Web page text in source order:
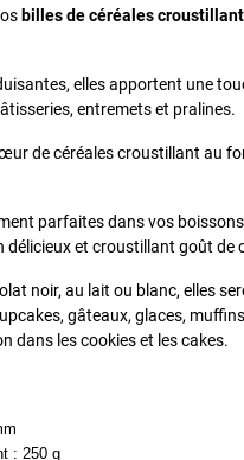
billes de céréales
elles apportent une
entremets et pralines.
de céréales croustillant au
parfaites dans vos
délicieux et croustillant goût de
noir, au lait ou blanc, elles
gâteaux, glaces,
dans les cookies et les cakes.
: 250 g